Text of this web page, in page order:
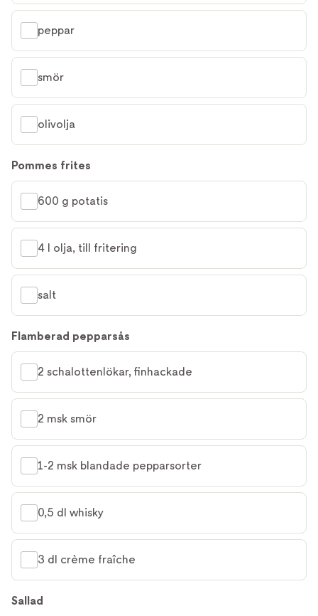
peppar
smör
olivolja
Pommes frites
600 g potatis
4 l olja, till fritering
salt
Flamberad pepparsås
2 schalottenlökar, finhackade
2 msk smör
1-2 msk blandade pepparsorter
0,5 dl whisky
3 dl crème fraîche
Sallad